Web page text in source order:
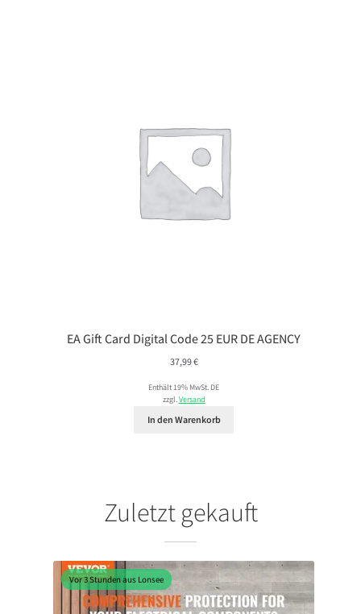
EA Gift Card Digital Code 25 EUR DE AGENCY
37,99€
Enthält 19% MwSt. DE
zzgl.Versand
In den Warenkorb
Zuletzt gekauft
Vor 3 Stunden aus Lonsee